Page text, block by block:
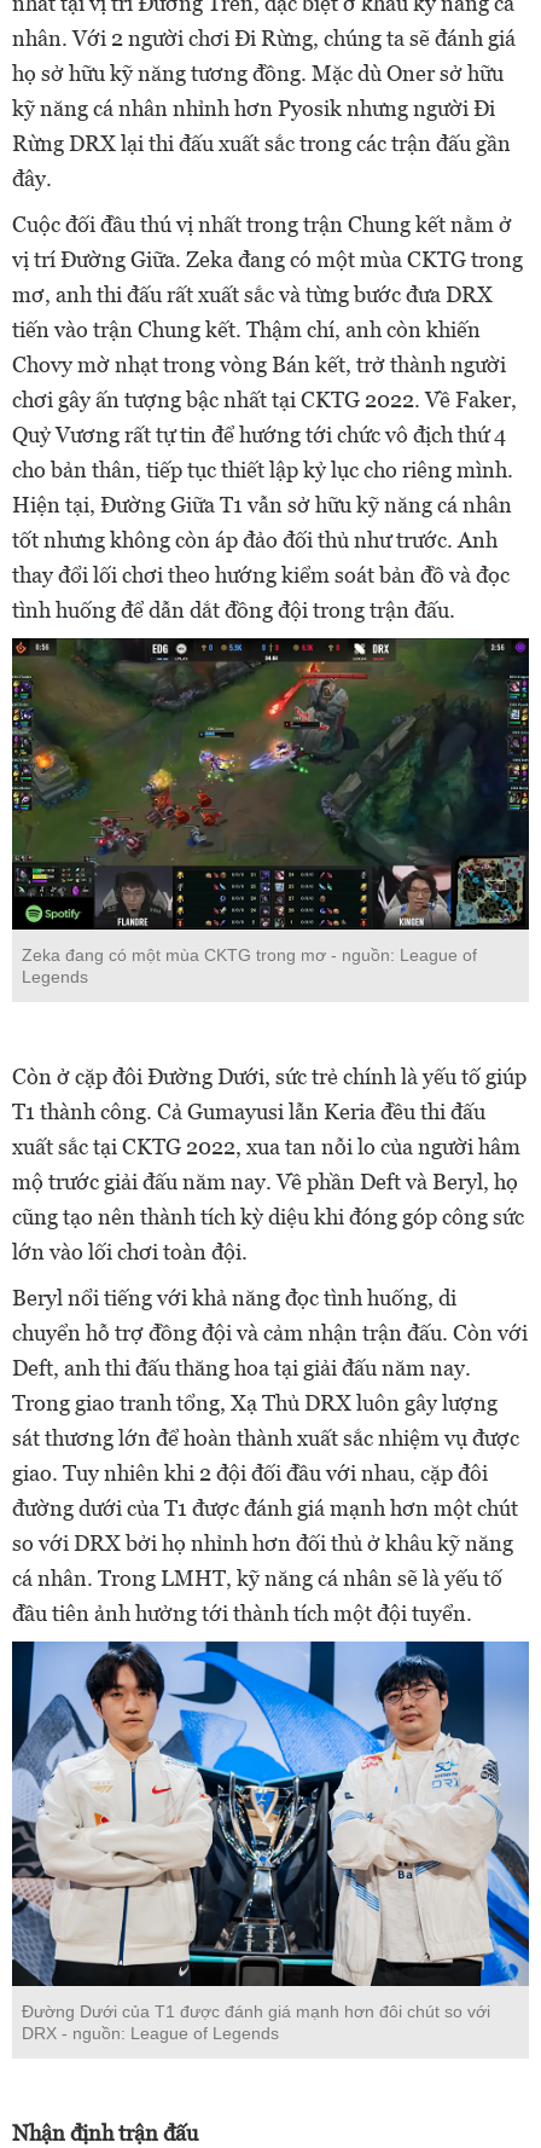
nhân. Với 2 người chơi Đi Rừng, chúng ta sẽ đánh giá
họ sở hữu kỹ năng tương đồng. Mặc dù Oner sở hữu
kỹ năng cá nhân nhỉnh hơn Pyosik nhưng người Đi
Rừng DRX lại thi đấu xuất sắc trong các trận đấu gần
đây.
Cuộc đối đầu thú vị nhất trong trận Chung kết nằm ở
vị trí Đường Giữa. Zeka đang có một mùa CKTG trong
mơ, anh thi đấu rất xuất sắc và từng bước đưa DRX
tiến vào trận Chung kết. Thậm chí, anh còn khiến
Chovy mờ nhạt trong vòng Bán kết, trở thành người
chơi gây ấn tượng bậc nhất tại CKTG 2022. Về Faker,
Quỷ Vương rất tự tin để hướng tới chức vô địch thứ 4
cho bản thân, tiếp tục thiết lập kỷ lục cho riêng mình.
Hiện tại, Đường Giữa T1 vẫn sở hữu kỹ năng cá nhân
tốt nhưng không còn áp đảo đối thủ như trước. Anh
thay đổi lối chơi theo hướng kiểm soát bản đồ và đọc
tình huống để dẫn dắt đồng đội trong trận đấu.
Zeka đang có một mùa CKTG trong mơ - nguồn: League of
Legends
Còn ở cặp đôi Đường Dưới, sức trẻ chính là yếu tố giúp
T1 thành công. Cả Gumayusi lẫn Keria đều thi đấu
xuất sắc tại CKTG 2022, xua tan nỗi lo của người hâm
mộ trước giải đấu năm nay. Về phần Deft và Beryl, họ
cũng tạo nên thành tích kỳ diệu khi đóng góp công sức
lớn vào lối chơi toàn đội.
Beryl nổi tiếng với khả năng đọc tình huống, di
chuyển hỗ trợ đồng đội và cảm nhận trận đấu. Còn với
Deft, anh thi đấu thăng hoa tại giải đấu năm nay.
Trong giao tranh tổng, Xạ Thủ DRX luôn gây lượng
sát thương lớn để hoàn thành xuất sắc nhiệm vụ được
giao. Tuy nhiên khi 2 đội đối đầu với nhau, cặp đôi
đường dưới của T1 được đánh giá mạnh hơn một chút
so với DRX bởi họ nhỉnh hơn đối thủ ở khâu kỹ năng
cá nhân. Trong LMHT, kỹ năng cá nhân sẽ là yếu tố
đầu tiên ảnh hưởng tới thành tích một đội tuyển.
Đường Dưới của T1 được đánh giá mạnh hơn đôi chút so với
DRX - nguồn: League of Legends
Nhận định trận đấu